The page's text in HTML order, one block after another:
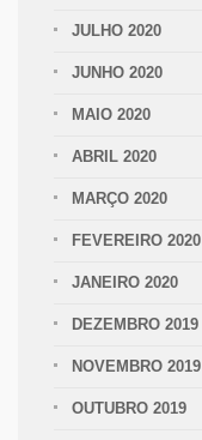
JULHO 2020
JUNHO 2020
MAIO 2020
ABRIL 2020
MARÇO 2020
FEVEREIRO 2020
JANEIRO 2020
DEZEMBRO 2019
NOVEMBRO 2019
OUTUBRO 2019